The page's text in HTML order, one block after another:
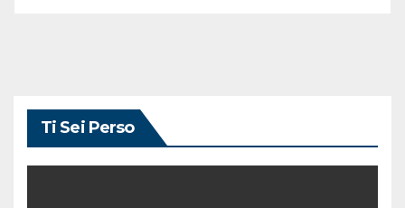
Ti Sei Perso